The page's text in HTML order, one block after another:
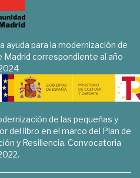
ayuda para la modernización de
Madrid correspondiente al año
de las pequeñas y
del libro en el marco del Plan de
y Resiliencia. Convocatoria